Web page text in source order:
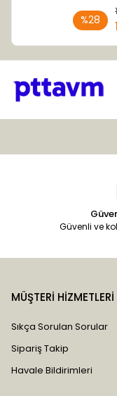
%28
Güvenli ve
MÜŞTERİ HİZMETLERİ
Sıkça Sorulan Sorular
Sipariş Takip
Havale Bildirimleri